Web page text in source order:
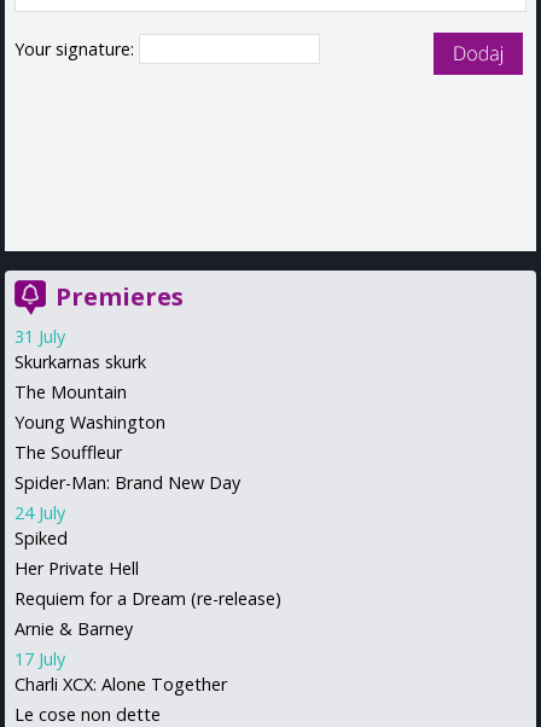
Your signature:
Premieres
31 July
Skurkarnas skurk
The Mountain
Young Washington
The Souffleur
Spider-Man: Brand New Day
24 July
Spiked
Her Private Hell
Requiem for a Dream (re-release)
Arnie & Barney
17 July
Charli XCX: Alone Together
Le cose non dette